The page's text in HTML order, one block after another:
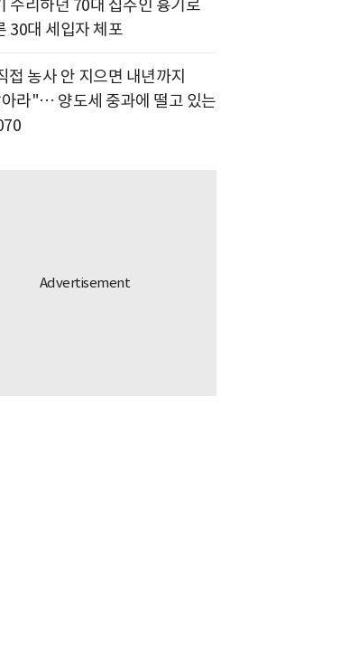
수리하던 70대 집주인 흉기로
30대 세입자 체포
접 농사 안 지으면 내년까지
라"… 양도세 중과에 떨고 있는